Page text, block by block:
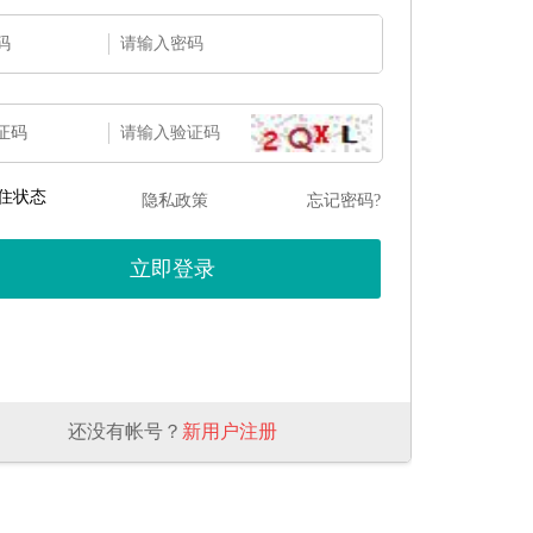
码
状态 隐私政策 忘记密码?
还没有帐号？ 新用户注册